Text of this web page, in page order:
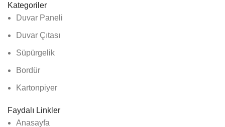
Kategoriler
Duvar Paneli
Duvar Çıtası
Süpürgelik
Bordür
Kartonpiyer
Faydalı Linkler
Anasayfa